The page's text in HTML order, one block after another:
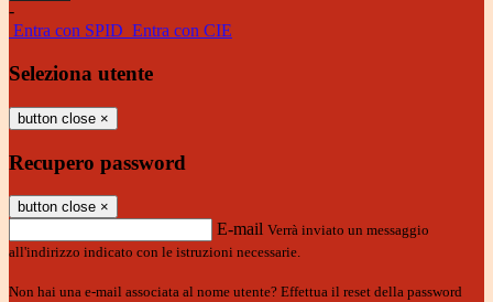
-
Entra con SPID Entra con CIE
Seleziona utente
button close ×
Recupero password
button close ×
E-mail Verrà inviato un messaggio
all'indirizzo indicato con le istruzioni necessarie.
Non hai una e-mail associata al nome utente? Effettua il reset della password